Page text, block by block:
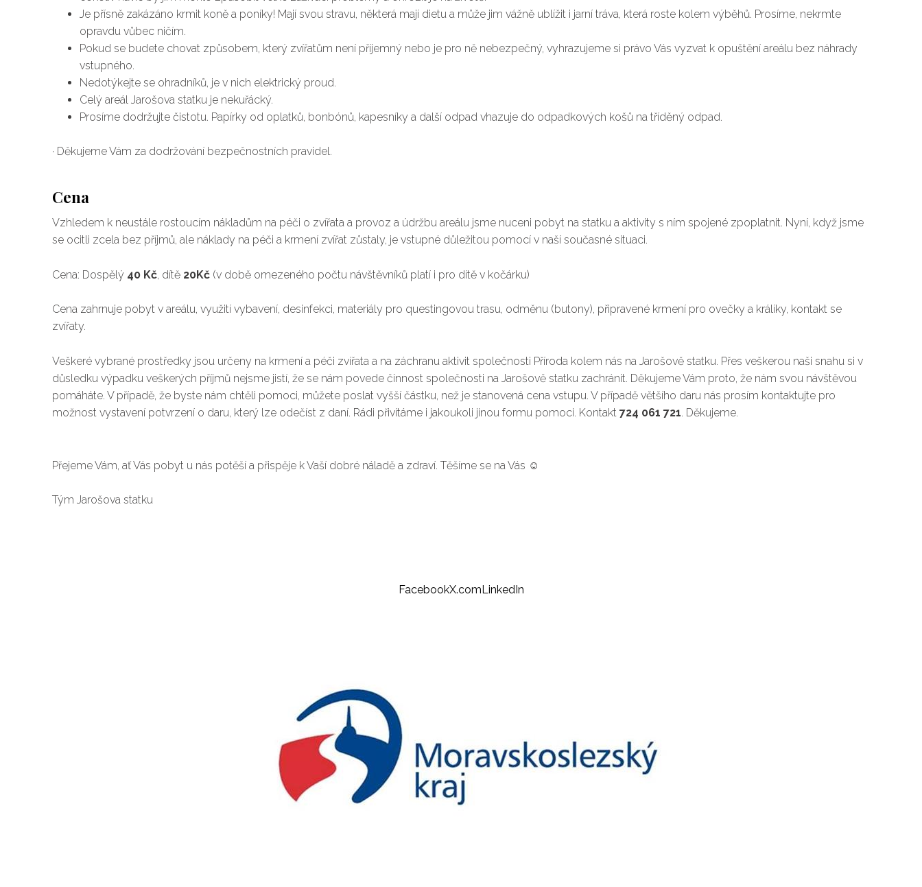
Je přísně zakázáno krmit koně a poníky! Mají svou stravu, některá mají dietu a může jim vážně ublížit i jarní tráva, která roste kolem výběhů. Prosíme, nekrmte
opravdu vůbec ničím.
Pokud se budete chovat způsobem, který zvířatům není příjemný nebo je pro ně nebezpečný, vyhrazujeme si právo Vás vyzvat k opuštění areálu bez náhrady
vstupného.
Nedotýkejte se ohradníků, je v nich elektrický proud.
Celý areál Jarošova statku je nekuřácký.
Prosíme dodržujte čistotu. Papírky od oplatků, bonbónů, kapesníky a další odpad vhazuje do odpadkových košů na tříděný odpad.
· Děkujeme Vám za dodržování bezpečnostních pravidel.
Cena
Vzhledem k neustále rostoucím nákladům na péči o zvířata a provoz a údržbu areálu jsme nuceni pobyt na statku a aktivity s ním spojené zpoplatnit. Nyní, když jsme
se ocitli zcela bez příjmů, ale náklady na péči a krmení zvířat zůstaly, je vstupné důležitou pomocí v naší současné situaci.
Cena: Dospělý 40 Kč, dítě 20Kč (v době omezeného počtu návštěvníků platí i pro dítě v kočárku)
Cena zahrnuje pobyt v areálu, využití vybavení, desinfekci, materiály pro questingovou trasu, odměnu (butony), připravené krmení pro ovečky a králíky, kontakt se
zvířaty.
Veškeré vybrané prostředky jsou určeny na krmení a péči zvířata a na záchranu aktivit společnosti Příroda kolem nás na Jarošově statku. Přes veškerou naši snahu si v
důsledku výpadku veškerých příjmů nejsme jistí, že se nám povede činnost společnosti na Jarošově statku zachránit. Děkujeme Vám proto, že nám svou návštěvou
pomáháte. V případě, že byste nám chtěli pomoci, můžete poslat vyšší částku, než je stanovená cena vstupu. V případě většího daru nás prosím kontaktujte pro
možnost vystavení potvrzení o daru, který lze odečíst z daní. Rádi přivítáme i jakoukoli jinou formu pomoci. Kontakt 724 061 721. Děkujeme.
Přejeme Vám, ať Vás pobyt u nás potěší a přispěje k Vaší dobré náladě a zdraví. Těšíme se na Vás ☺
Tým Jarošova statku
FacebookX.comLinkedIn